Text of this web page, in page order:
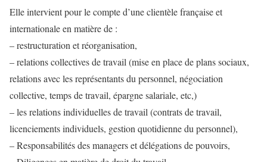
Elle intervient pour le compte d’une clientèle française et
internationale en matière de :
– restructuration et réorganisation,
– relations collectives de travail (mise en place de plans sociaux,
relations avec les représentants du personnel, négociation
collective, temps de travail, épargne salariale, etc,)
– les relations individuelles de travail (contrats de travail,
licenciements individuels, gestion quotidienne du personnel),
– Responsabilités des managers et délégations de pouvoirs,